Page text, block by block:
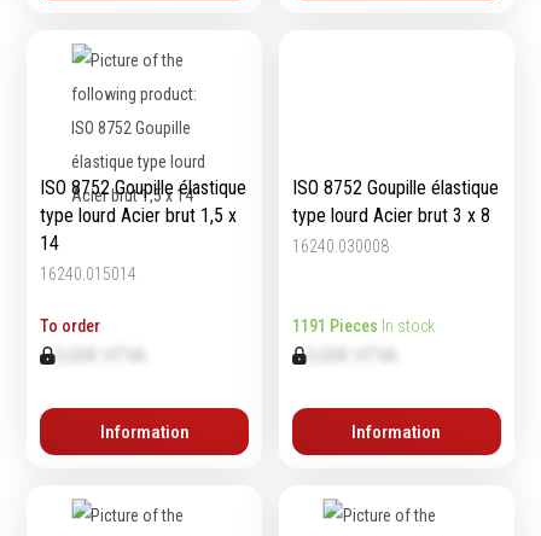
ISO 8752 Goupille élastique
type lourd Acier brut 1,5 x
14
16240.015014
To order
0,00€ HTVA
Information
ISO 8752 Goupille élastique
type lourd Acier brut 3 x 8
16240.030008
1191 Pieces In stock
Information